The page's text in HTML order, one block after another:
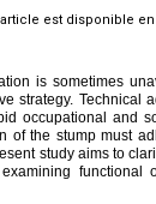
est disponible en
is sometimes
strategy. Technical
occupational and
of the stump must
study aims to
functional